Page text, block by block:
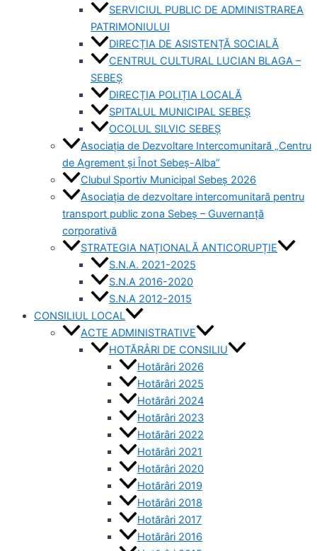
SERVICIUL PUBLIC DE ADMINISTRAREA
PATRIMONIULUI
DIRECȚIA DE ASISTENȚĂ SOCIALĂ
CENTRUL CULTURAL LUCIAN BLAGA –
SEBEȘ
DIRECȚIA POLIȚIA LOCALĂ
SPITALUL MUNICIPAL SEBEȘ
OCOLUL SILVIC SEBEȘ
Asociația de Dezvoltare Intercomunitară „Centru
de Agrement și Înot Sebeș-Alba”
Clubul Sportiv Municipal Sebeș 2026
Asociația de dezvoltare intercomunitară pentru
transport public zona Sebeș – Guvernanță
corporativă
STRATEGIA NAȚIONALĂ ANTICORUPȚIE
S.N.A. 2021-2025
S.N.A 2016-2020
S.N.A 2012-2015
CONSILIUL LOCAL
ACTE ADMINISTRATIVE
HOTĂRÂRI DE CONSILIU
Hotărâri 2026
Hotărâri 2025
Hotărâri 2024
Hotărâri 2023
Hotărâri 2022
Hotărâri 2021
Hotărâri 2020
Hotărâri 2019
Hotărâri 2018
Hotărâri 2017
Hotărâri 2016